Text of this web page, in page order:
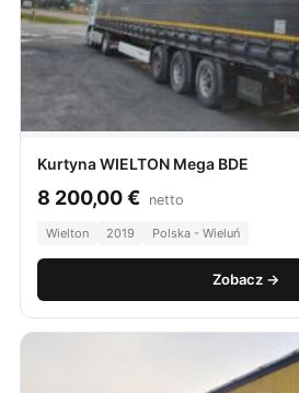
Kurtyna WIELTON Mega BDE
8 200,00€ netto
Wielton 2019 Polska - Wieluń
Zobacz →